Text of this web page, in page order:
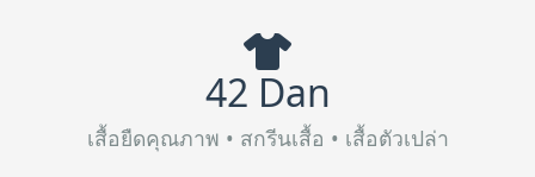
42 Dan
เสื้อยืดคุณภาพ • สกรีนเสื้อ • เสื้อตัวเปล่า